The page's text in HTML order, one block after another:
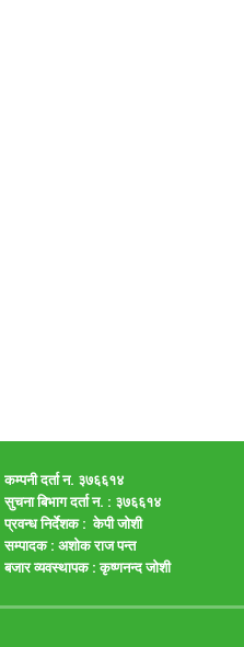
कम्पनी दर्ता न. ३७६६१४
सुचना बिभाग दर्ता न. : ३७६६१४
प्रवन्ध निर्देशक : केपी जाेशी
सम्पादक : अशाेक राज पन्त
बजार व्यवस्थापक : कृष्णनन्द जाेशी